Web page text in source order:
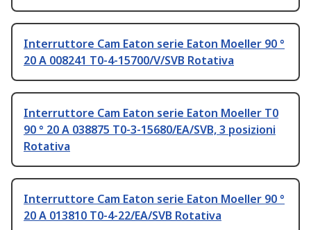
Interruttore Cam Eaton serie Eaton Moeller 90 °
20 A 008241 T0-4-15700/V/SVB Rotativa
Interruttore Cam Eaton serie Eaton Moeller T0
90 ° 20 A 038875 T0-3-15680/EA/SVB, 3 posizioni
Rotativa
Interruttore Cam Eaton serie Eaton Moeller 90 °
20 A 013810 T0-4-22/EA/SVB Rotativa